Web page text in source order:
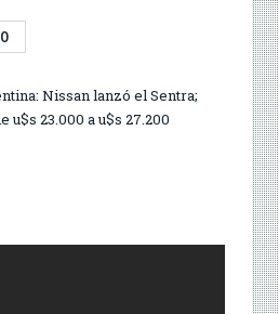
Nissan lanzó el Sentra;
u$s 23.000 a u$s 27.200